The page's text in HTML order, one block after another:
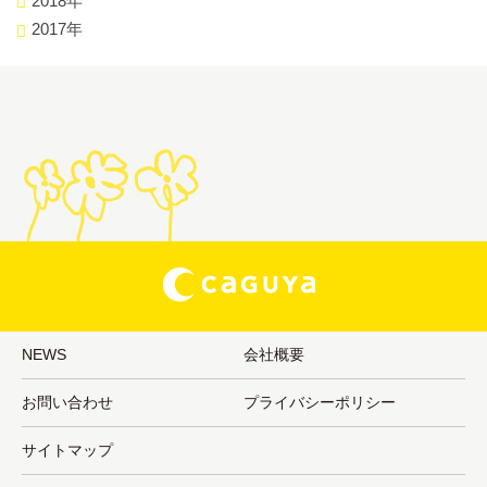
2017年
NEWS 会社概要
お問い合わせ プライバシーポリシー
サイトマップ